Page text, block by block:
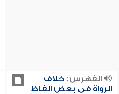
الفهرس:خلاف
الرواة في بعض ألفاظ